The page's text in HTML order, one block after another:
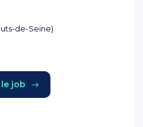
de-Seine)
job